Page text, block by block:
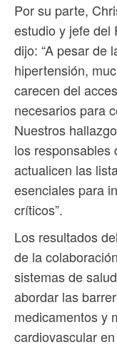
Por su parte,
estudio y jefe del
dijo: “A pesar de
hipertensión,
carecen del
necesarios para
Nuestros
los responsables
actualicen las
esenciales para
críticos”.
Los resultados
de la
sistemas de
abordar las
medicamentos y
cardiovascular